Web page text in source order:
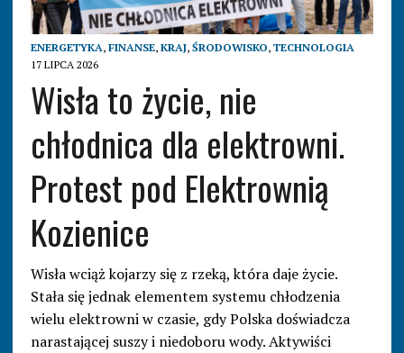
ENERGETYKA, FINANSE, KRAJ, ŚRODOWISKO, TECHNOLOGIA
17 LIPCA 2026
Wisła to życie, nie
chłodnica dla elektrowni.
Protest pod Elektrownią
Kozienice
Wisła wciąż kojarzy się z rzeką, która daje życie.
Stała się jednak elementem systemu chłodzenia
wielu elektrowni w czasie, gdy Polska doświadcza
narastającej suszy i niedoboru wody. Aktywiści